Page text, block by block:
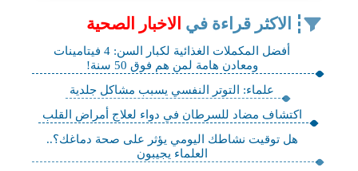
الاكثر قراءة في الاخبار الصحية
أفضل المكملات الغذائية لكبار السن: 4 فيتامينات
ومعادن هامة لمن هم فوق 50 سنة!
علماء: التوتر النفسي يسبب مشاكل جلدية
اكتشاف مضاد للسرطان في دواء لعلاج أمراض القلب
هل توقيت نشاطك اليومي يؤثر على صحة دماغك؟..
العلماء يجيبون